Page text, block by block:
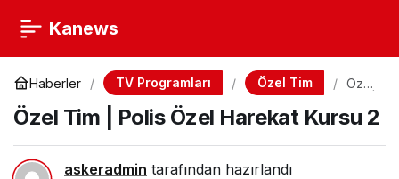
Kanews
Haberler TV Programları Özel Tim
Özel
Polis
Özel
Hare
Özel Tim | Polis Özel Harekat Kursu 2
askeradmin tarafından hazırlandı